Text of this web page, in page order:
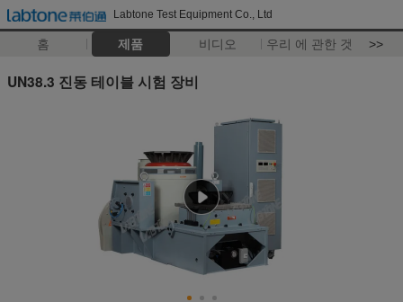
Labtone Test Equipment Co., Ltd
홈 제품 비디오 우리 에 관한 것 >>
UN38.3 진동 테이블 시험 장비